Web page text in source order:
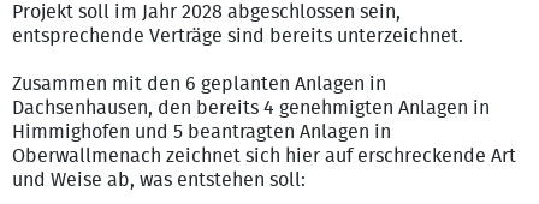
Projekt soll im Jahr 2028 abgeschlossen sein,
entsprechende Verträge sind bereits unterzeichnet.
Zusammen mit den 6 geplanten Anlagen in
Dachsenhausen, den bereits 4 genehmigten Anlagen in
Himmighofen und 5 beantragten Anlagen in
Oberwallmenach zeichnet sich hier auf erschreckende Art
und Weise ab, was entstehen soll: